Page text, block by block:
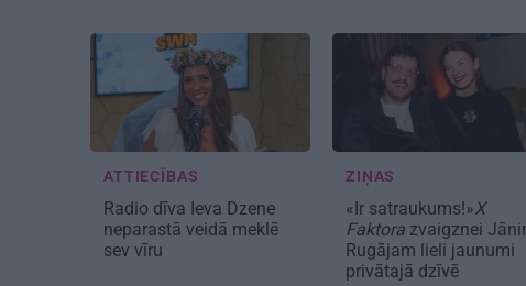
ATTIECĪBAS
Radio dīva Ieva Dzene
neparastā veidā meklē
sev vīru
ZIŅAS
«Ir satraukums!»X
Faktora zvaigznei
Rugājam lieli jaunumi
privātajā dzīvē